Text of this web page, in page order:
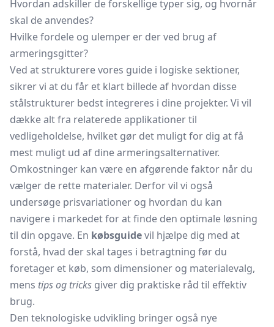
Hvordan adskiller de forskellige typer sig, og hvornår
skal de anvendes?
Hvilke fordele og ulemper er der ved brug af
armeringsgitter?
Ved at strukturere vores guide i logiske sektioner,
sikrer vi at du får et klart billede af hvordan disse
stålstrukturer bedst integreres i dine projekter. Vi vil
dække alt fra relaterede applikationer til
vedligeholdelse, hvilket gør det muligt for dig at få
mest muligt ud af dine armeringsalternativer.
Omkostninger kan være en afgørende faktor når du
vælger de rette materialer. Derfor vil vi også
undersøge prisvariationer og hvordan du kan
navigere i markedet for at finde den optimale løsning
til din opgave. En købsguidevil hjælpe dig med at
forstå, hvad der skal tages i betragtning før du
foretager et køb, som dimensioner og materialevalg,
mens tips og tricks giver dig praktiske råd til effektiv
brug.
Den teknologiske udvikling bringer også nye